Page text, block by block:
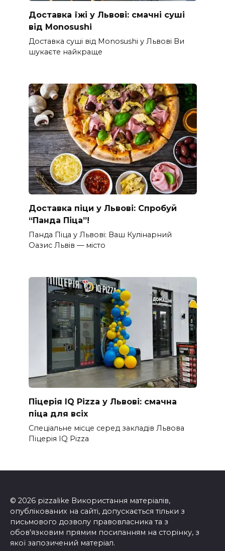
Доставка їжі у Львові: смачні суші
від Monosushi
Доставка суші від Monosushi у Львові Ви
шукаєте найкраще
Доставка піци у Львові: Спробуй
“Панда Піца”!
Панда Піца у Львові: Ваш Кулінарний
Оазис Львів — місто
Піцерія IQ Pizza у Львові: смачна
піца для всіх
Спеціальне місце серед закладів Львова
Піцерія IQ Pizza
© 2026 pizzalike Використання матеріалів,
опублікованих на сайті, допускається тільки з
письмового дозволу правовласника та з
обов'язковим прямим посиланням на сторінку, з
якої запозичений матеріал.